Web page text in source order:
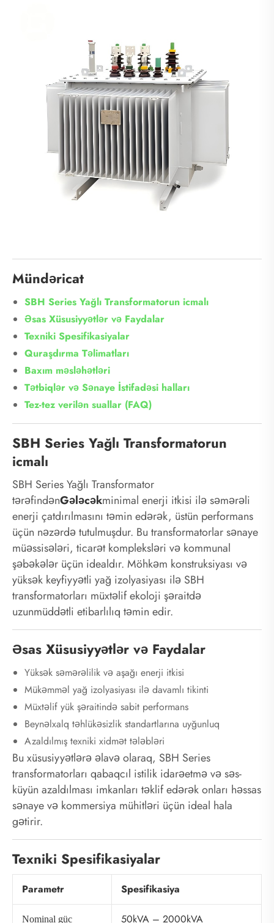
Mündəricat
SBH Series Yağlı Transformatorun icmalı
Əsas Xüsusiyyətlər və Faydalar
Texniki Spesifikasiyalar
Quraşdırma Təlimatları
Baxım məsləhətləri
Tətbiqlər və Sənaye İstifadəsi halları
Tez-tez verilən suallar (FAQ)
SBH Series Yağlı Transformatorun
icmalı
SBH Series Yağlı Transformator
tərəfindənGələcəkminimal enerji itkisi ilə səmərəli
enerji çatdırılmasını təmin edərək, üstün performans
üçün nəzərdə tutulmuşdur. Bu transformatorlar sənaye
müəssisələri, ticarət kompleksləri və kommunal
şəbəkələr üçün idealdır. Möhkəm konstruksiyası və
yüksək keyfiyyətli yağ izolyasiyası ilə SBH
transformatorları müxtəlif ekoloji şəraitdə
uzunmüddətli etibarlılıq təmin edir.
Əsas Xüsusiyyətlər və Faydalar
Yüksək səmərəlilik və aşağı enerji itkisi
Mükəmməl yağ izolyasiyası ilə davamlı tikinti
Müxtəlif yük şəraitində sabit performans
Beynəlxalq təhlükəsizlik standartlarına uyğunluq
Azaldılmış texniki xidmət tələbləri
Bu xüsusiyyətlərə əlavə olaraq, SBH Series
transformatorları qabaqcıl istilik idarəetmə və səs-
küyün azaldılması imkanları təklif edərək onları həssas
sənaye və kommersiya mühitləri üçün ideal hala
gətirir.
Texniki Spesifikasiyalar
Parametr Spesifikasiya
Nominal güc 50kVA – 2000kVA